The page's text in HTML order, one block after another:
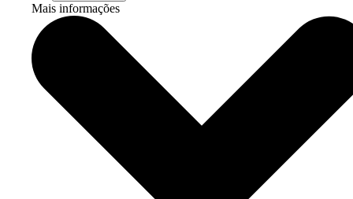
Mais informações